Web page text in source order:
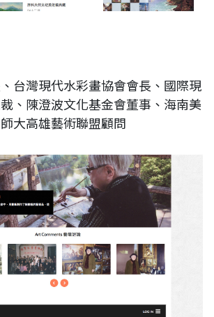
台灣現代水彩畫協會會長、國際現
、陳澄波文化基金會董事、海南美
大高雄藝術聯盟顧問